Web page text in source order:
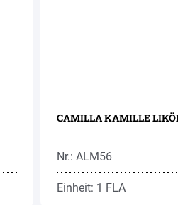
CAMILLA KAMILLE
Nr.: ALM56
Einheit: 1 FLA